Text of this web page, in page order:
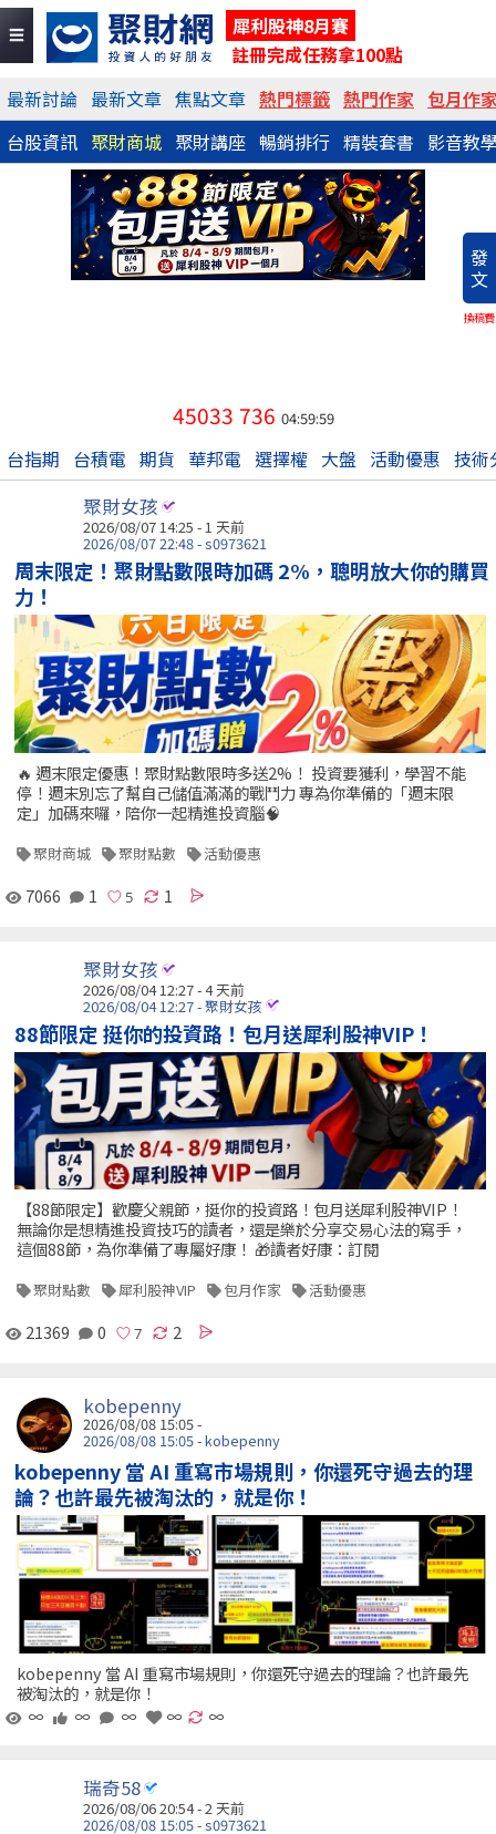
犀利股神8月賽
註冊完成任務拿100點
最新討論 最新文章 焦點文章 熱門標籤 熱門作家 包月作
台股資訊 聚財商城 聚財講座 暢銷排行 精裝套書 影音教
發
文
換稿費
45033 736 04:59:59
台指期 台積電 期貨 華邦電 選擇權 大盤 活動優惠 技術
聚財女孩
2026/08/07 14:25 - 1 天前
2026/08/07 22:48 - s0973621
周末限定！聚財點數限時加碼 2%，聰明放大你的購買
力！
🔥 週末限定優惠！聚財點數限時多送2%！ 投資要獲利，學習不能
停！週末別忘了幫自己儲值滿滿的戰鬥力 專為你準備的「週末限
定」加碼來囉，陪你一起精進投資腦🧠
聚財商城 聚財點數 活動優惠
7066 1 1
聚財女孩
2026/08/04 12:27 - 4 天前
2026/08/04 12:27 - 聚財女孩
88節限定 挺你的投資路！包月送犀利股神VIP！
【88節限定】歡慶父親節，挺你的投資路！包月送犀利股神VIP！
無論你是想精進投資技巧的讀者，還是樂於分享交易心法的寫手，
這個88節，為你準備了專屬好康！ 🎁讀者好康：訂閱
聚財點數 犀利股神VIP 包月作家 活動優惠
21369 0 2
kobepenny
2026/08/08 15:05 -
2026/08/08 15:05 - kobepenny
kobepenny 當 AI 重寫市場規則，你還死守過去的理
論？也許最先被淘汰的，就是你！
kobepenny 當 AI 重寫市場規則，你還死守過去的理論？也許最先
被淘汰的，就是你！
∞
∞ ∞ ∞ ∞
瑞奇58
2026/08/06 20:54 - 2 天前
2026/08/08 15:05 - s0973621